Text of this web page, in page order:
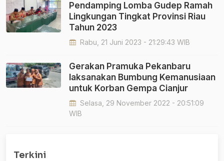
Pendamping Lomba Gudep Ramah
Lingkungan Tingkat Provinsi Riau
Tahun 2023
Rabu, 21 Juni 2023 - 21:29:43 WIB
Gerakan Pramuka Pekanbaru
laksanakan Bumbung Kemanusiaan
untuk Korban Gempa Cianjur
Selasa, 29 November 2022 - 20:51:09
WIB
Terkini